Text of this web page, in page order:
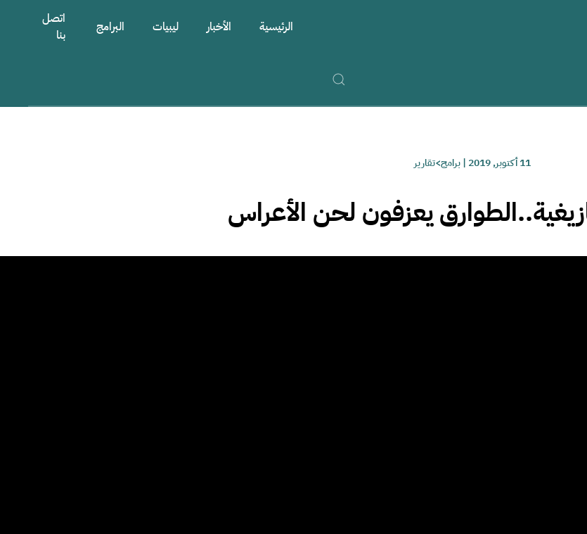
الرئيسية الأخبار ليبيات البرامج
اتصل
بنا
11 أكتوبر, 2019 |برامج>تقارير
يعزفون لحن الأعراس